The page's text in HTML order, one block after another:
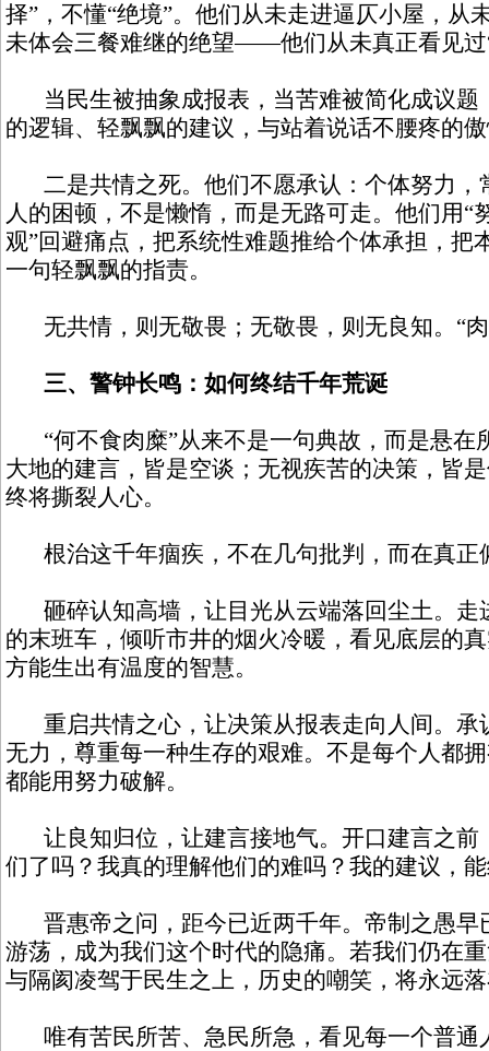
择”，不懂“绝境”。他们从未走进逼仄小屋，从
未体会三餐难继的绝望——他们从未真正看见过
当民生被抽象成报表，当苦难被简化成议题
的逻辑、轻飘飘的建议，与站着说话不腰疼的
二是共情之死。他们不愿承认：个体努力，
人的困顿，不是懒惰，而是无路可走。他们用“
观”回避痛点，把系统性难题推给个体承担，把
一句轻飘飘的指责。
无共情，则无敬畏；无敬畏，则无良知。“
三、警钟长鸣：如何终结千年荒诞
“何不食肉糜”从来不是一句典故，而是悬在
大地的建言，皆是空谈；无视疾苦的决策，皆
终将撕裂人心。
根治这千年痼疾，不在几句批判，而在真正
砸碎认知高墙，让目光从云端落回尘土。走
的末班车，倾听市井的烟火冷暖，看见底层的
方能生出有温度的智慧。
重启共情之心，让决策从报表走向人间。承
无力，尊重每一种生存的艰难。不是每个人都
都能用努力破解。
让良知归位，让建言接地气。开口建言之前
们了吗？我真的理解他们的难吗？我的建议，
晋惠帝之问，距今已近两千年。帝制之愚早
游荡，成为我们这个时代的隐痛。若我们仍在
与隔阂凌驾于民生之上，历史的嘲笑，将永远
唯有苦民所苦、急民所急，看见每一个普通